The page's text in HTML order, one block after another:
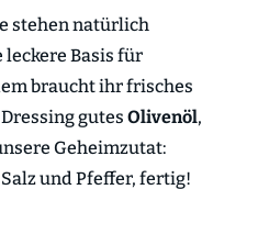
stehen natürlich
leckere Basis für
braucht ihr frisches
gutes Olivenöl,
Geheimzutat:
und Pfeffer, fertig!